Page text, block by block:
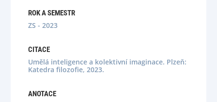
ROK A SEMESTR
ZS - 2023
CITACE
Umělá inteligence a kolektivní imaginace. Plzeň:
Katedra filozofie, 2023.
ANOTACE